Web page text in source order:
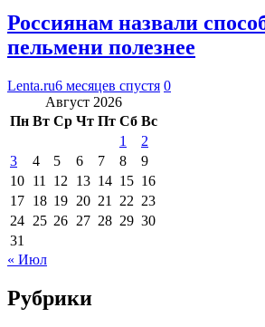
Россиянам назвали
пельмени полезнее
Lenta.ru6 месяцев спустя 0
Август 2026
Пн Вт Ср Чт Пт Сб Вс
1
2
3
4 5 6 7 8
9
10 11 12 13 14 15 16
17 18 19 20 21 22 23
24 25 26 27 28 29 30
31
« Июл
Рубрики